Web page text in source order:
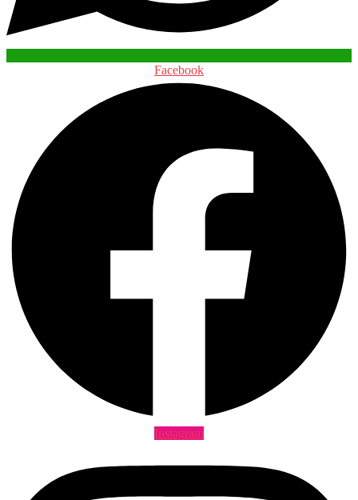
Facebook
Instagram